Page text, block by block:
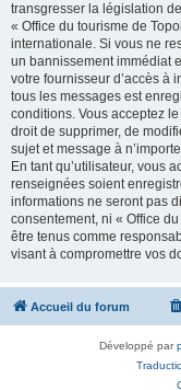
transgresser la législation
« Office du tourisme de
internationale. Si vous ne
un bannissement immédiat
votre fournisseur d’accès à
tous les messages est
conditions. Vous acceptez
droit de supprimer, de
sujet et message à
En tant qu’utilisateur, vous
renseignées soient
informations ne seront pas
consentement, ni « Office
être tenus comme
visant à compromettre vos
Accueil du forum
Développé par